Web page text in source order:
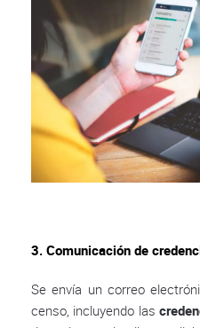
3. Comunicación de
Se envía un correo
censo, incluyendo las